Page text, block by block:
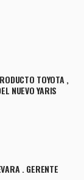
TOYOTA ,
NUEVO YARIS
. GERENTE